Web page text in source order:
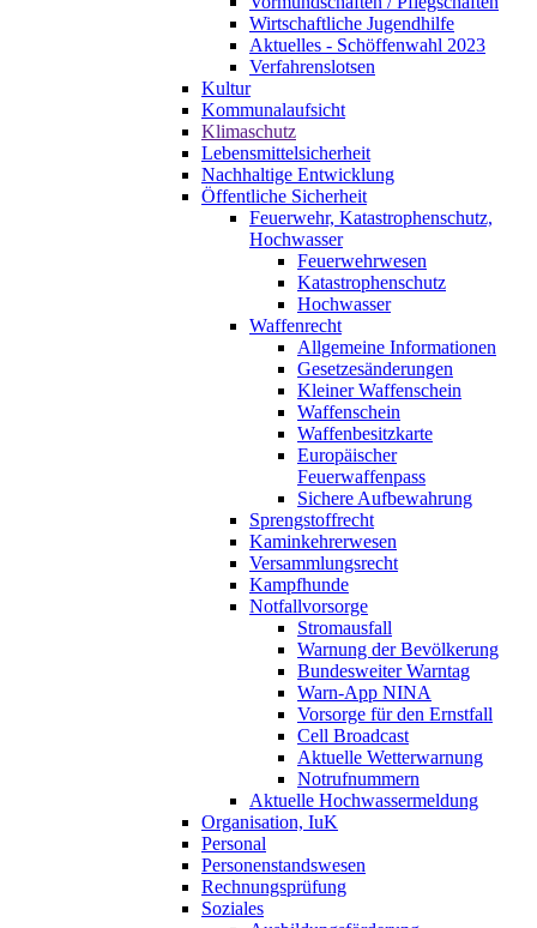
Wirtschaftliche Jugendhilfe
Aktuelles - Schöffenwahl 2023
Verfahrenslotsen
Kultur
Kommunalaufsicht
Klimaschutz
Lebensmittelsicherheit
Nachhaltige Entwicklung
Öffentliche Sicherheit
Feuerwehr, Katastrophenschutz,
Hochwasser
Feuerwehrwesen
Katastrophenschutz
Hochwasser
Waffenrecht
Allgemeine Informationen
Gesetzesänderungen
Kleiner Waffenschein
Waffenschein
Waffenbesitzkarte
Europäischer
Feuerwaffenpass
Sichere Aufbewahrung
Sprengstoffrecht
Kaminkehrerwesen
Versammlungsrecht
Kampfhunde
Notfallvorsorge
Stromausfall
Warnung der Bevölkerung
Bundesweiter Warntag
Warn-App NINA
Vorsorge für den Ernstfall
Cell Broadcast
Aktuelle Wetterwarnung
Notrufnummern
Aktuelle Hochwassermeldung
Organisation, IuK
Personal
Personenstandswesen
Rechnungsprüfung
Soziales